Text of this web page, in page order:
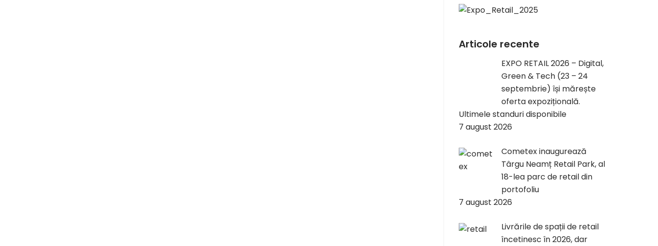
Articole recente
EXPO RETAIL 2026 – Digital,
Green & Tech (23 – 24
septembrie) își mărește
oferta expozițională.
Ultimele standuri disponibile
7 august 2026
Cometex inaugurează
Târgu Neamț Retail Park, al
18-lea parc de retail din
portofoliu
7 august 2026
Livrările de spații de retail
încetinesc în 2026, dar